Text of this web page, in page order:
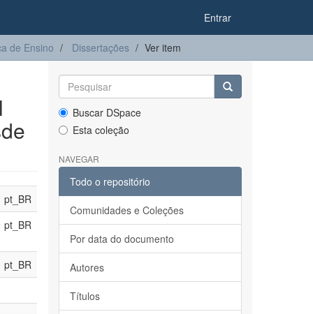
Entrar
de Ensino Dissertações Ver item
pt_BR
pt_BR
pt_BR
Buscar DSpace
Esta coleção
NAVEGAR
Todo o repositório
Comunidades e Coleções
Por data do documento
Autores
Títulos